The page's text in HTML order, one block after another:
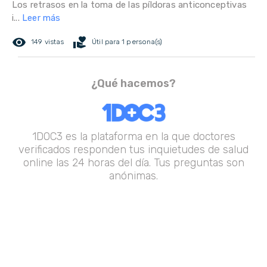
Los retrasos en la toma de las píldoras anticonceptivas
i... Leer más
remove_red_eye 149 vistas volunteer_activism Útil para 1 persona(s)
¿Qué hacemos?
1DOC3 es la plataforma en la que doctores
verificados responden tus inquietudes de salud
online las 24 horas del día. Tus preguntas son
anónimas.